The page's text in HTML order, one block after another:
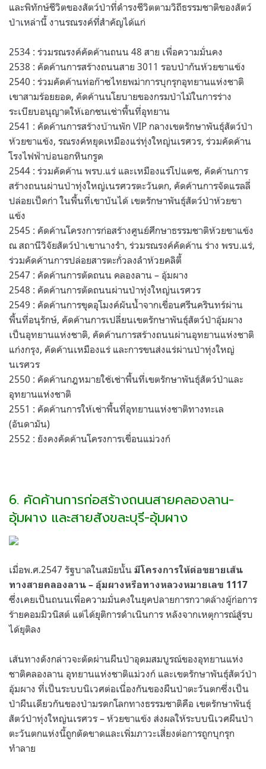
และพิทักษ์ชีวิตของสัตว์ป่าที่ดำรงชีวิตตามวิถีธรรมชาติของสัตว์
ป่าเหล่านี้ งานรณรงค์ที่สำคัญได้แก่
2534 : ร่วมรณรงค์คัดค้านถนน 48 สาย เพื่อความมั่นคง
2538 : คัดค้านการสร้างถนนสาย 3011 รอบป่ากันห้วยขาแข้ง
2540 : ร่วมคัดค้านท่อก๊าซไทยพม่าการบุกรุกอุทยานแห่งชาติ
เขาสามร้อยยอด, คัดค้านนโยบายของกรมป่าไม้ในการร่าง
ระเบียบอนุญาตให้เอกชนเช่าพื้นที่อุทยาน
2541 : คัดค้านการสร้างบ้านพัก VIP กลางเขตรักษาพันธุ์สัตว์ป่า
ห้วยขาแข้ง, รณรงค์หยุดเหมืองแร่ทุ่งใหญ่นเรศวร, ร่วมคัดค้าน
โรงไฟฟ้าบ่อนอกหินกรูด
2544 : ร่วมคัดค้าน พรบ.แร่ และเหมืองแร่โปแตซ, คัดค้านการ
สร้างถนนผ่านป่าทุ่งใหญ่เนรศวรตะวันตก, คัดค้านการจัดแรลลี่
ปล่อยเป็ดก่า ในพื้นที่เขาบันได้ เขตรักษาพันธุ์สัตว์ป่าห้วยขา
แข้ง
2545 : คัดค้านโครงการก่อสร้างศูนย์ศึกษาธรรมชาติห้วยขาแข้ง
ณ สถานีวิจัยสัตว์ป่าเขานางรำ, ร่วมรณรงค์คัดค้าน ร่าง พรบ.แร่,
ร่วมคัดค้านการปล่อยสารตะกั่วลงลำห้วยคลิตี้
2547 : คัดค้านการตัดถนน คลองลาน – อุ้มผาง
2548 : คัดค้านการตัดถนนผ่านป่าทุ่งใหญ่นเรศวร
2549 : คัดค้านการขุดอุโมงค์ผันน้ำจากเขื่อนศรีนครินทร์ผ่าน
พื้นที่อนุรักษ์, คัดค้านการเปลี่ยนเขตรักษาพันธุ์สัตว์ป่าอุ้มผาง
เป็นอุทยานแห่งชาติ, คัดค้านการสร้างถนนผ่านอุทยานแห่งชาติ
แก่งกรุง, คัดค้านเหมืองแร่ และการขนส่งแร่ผ่านป่าทุ่งใหญ่
นเรศวร
2550 : คัดค้านกฎหมายใช้เช่าพื้นที่เขตรักษาพันธุ์สัตว์ป่าและ
อุทยานแห่งชาติ
2551 : คัดค้านการให้เช่าพื้นที่อุทยานแห่งชาติทางทะเล
(อันดามัน)
2552 : ยังคงคัดค้านโครงการเขื่อนแม่วงก์
6. คัดค้านการก่อสร้างถนนสายคลองลาน-
อุ้มผาง และสายสังขละบุรี-อุ้มผาง
เมื่อพ.ศ.2547 รัฐบาลในสมัยนั้น มีโครงการให้ต่อขยายเส้น
ทางสายคลองลาน – อุ้มผางหรือทางหลวงหมายเลข 1117
ซึ่งเคยเป็นถนนเพื่อความมั่นคงในยุคปลายการกวาดล้างผู้ก่อการ
ร้ายคอมมิวนิสต์ แต่ได้ยุติการดำเนินการ หลังจากเหตุการณ์สู้รบ
ได้ยุติลง
เส้นทางดังกล่าวจะตัดผ่านผืนป่าอุดมสมบูรณ์ของอุทยานแห่ง
ชาติคลองลาน อุทยานแห่งชาติแม่วงก์ และเขตรักษาพันธุ์สัตว์ป่า
อุ้มผาง ที่เป็นระบบนิเวศต่อเนื่องกันของผืนป่าตะวันตกซึ่งเป็น
ป่าผืนเดียวกันของป่ามรดกโลกทางธรรมชาติคือ เขตรักษาพันธุ์
สัตว์ป่าทุ่งใหญ่นเรศวร – ห้วยขาแข้ง ส่งผลให้ระบบนิเวศผืนป่า
ตะวันตกแห่งนี้ถูกตัดขาดและเพิ่มภาวะเสี่ยงต่อการถูกบุกรุก
ทำลาย